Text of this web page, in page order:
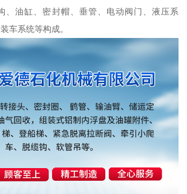
、油缸、密封帽、垂管、电动阀门、液压系
车系统等构成。